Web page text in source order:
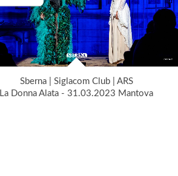
Sberna | Siglacom Club | ARS
La Donna Alata - 31.03.2023 Mantova